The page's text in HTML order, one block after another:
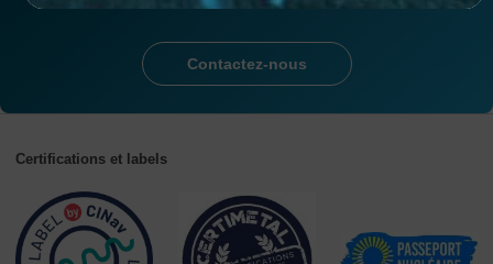
Contactez-nous
Certifications et labels